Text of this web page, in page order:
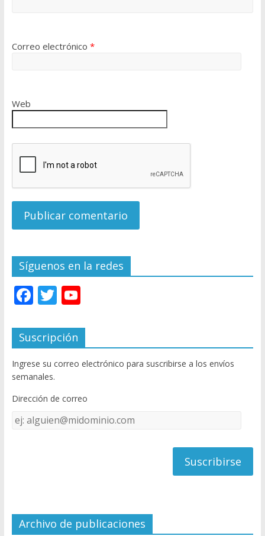
Correo electrónico *
Web
Síguenos en la redes
F
e
b
o
o
k
T
itt
er
Y
u
T
u
e
C
el
Suscripción
Ingrese su correo electrónico para suscribirse a los envíos
semanales.
Dirección de correo
Dirección
Archivo de publicaciones